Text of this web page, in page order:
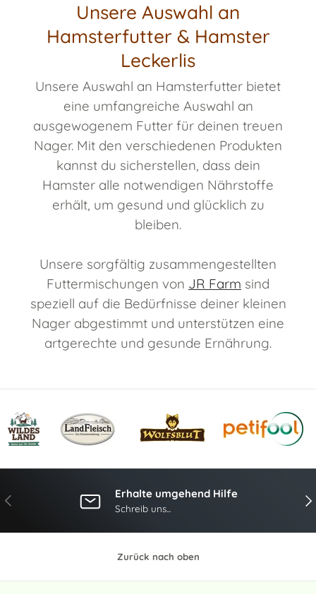
Unsere Auswahl an
Hamsterfutter & Hamster
Leckerlis
Unsere Auswahl an Hamsterfutter bietet
eine umfangreiche Auswahl an
ausgewogenem Futter für deinen treuen
Nager. Mit den verschiedenen Produkten
kannst du sicherstellen, dass dein
Hamster alle notwendigen Nährstoffe
erhält, um gesund und glücklich zu
bleiben.
Unsere sorgfältig zusammengestellten
Futtermischungen von JR Farm sind
speziell auf die Bedürfnisse deiner kleinen
Nager abgestimmt und unterstützen eine
artgerechte und gesunde Ernährung.
Vorherige Erhalte umgehend Hilfe
Schreib uns...
Zurück nach oben